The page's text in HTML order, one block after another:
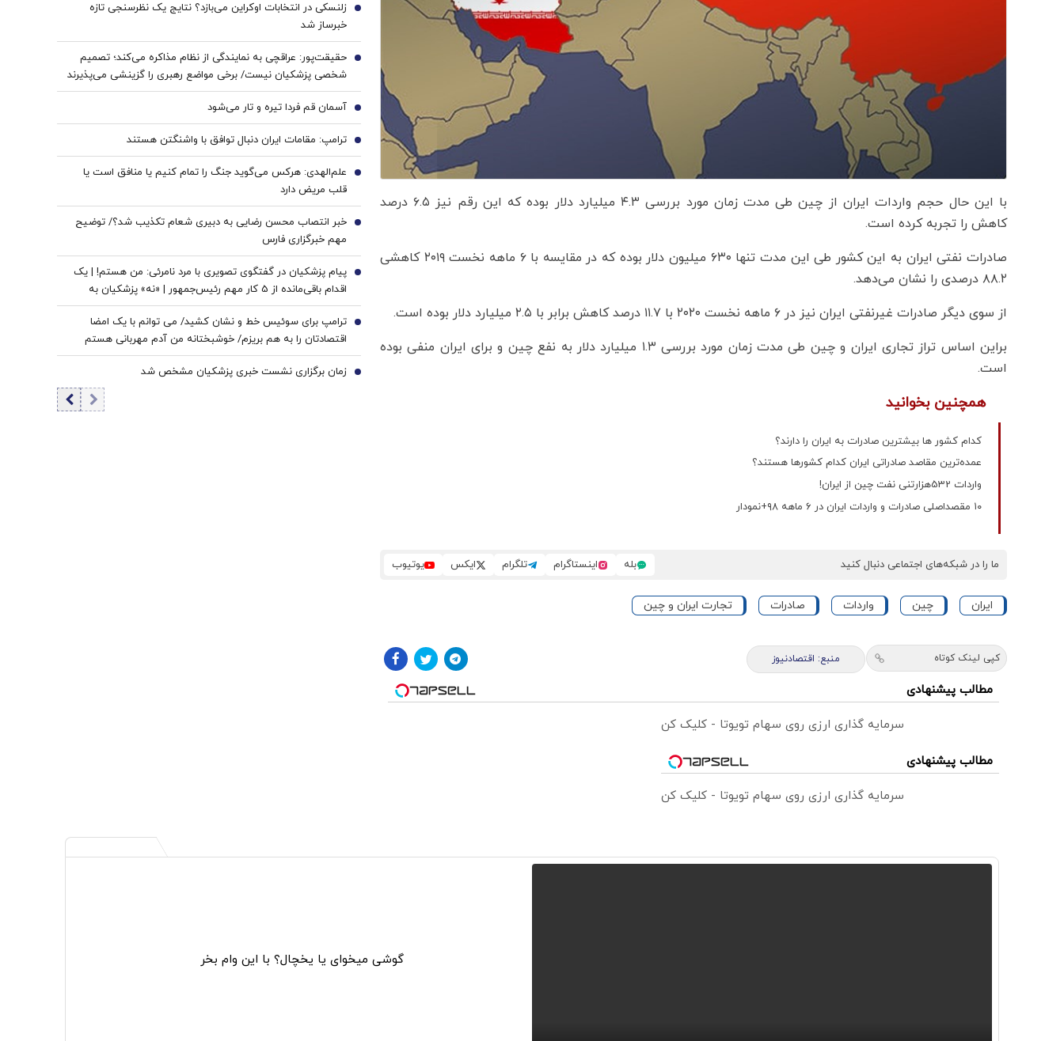
با این حال حجم واردات ایران از چین طی مدت زمان مورد بررسی ۴.۳ میلیارد دلار بوده که این رقم نیز ۶.۵ درصد
کاهش را تجربه کرده است.
صادرات نفتی ایران به این کشور طی این مدت تنها ۶۳۰ میلیون دلار بوده که در مقایسه با ۶ ماهه نخست ۲۰۱۹ کاهشی
۸۸.۲ درصدی را نشان می‌دهد.
از سوی دیگر صادرات غیرنفتی ایران نیز در ۶ ماهه نخست ۲۰۲۰ با ۱۱.۷ درصد کاهش برابر با ۲.۵ میلیارد دلار بوده است.
براین اساس تراز تجاری ایران و چین طی مدت زمان مورد بررسی ۱.۳ میلیارد دلار به نفع چین و برای ایران منفی بوده
است.
همچنین بخوانید
کدام کشور ها بیشترین صادرات به ایران را دارند؟
عمده‌ترین مقاصد صادراتی ایران کدام کشورها هستند؟
واردات 532هزارتنی نفت چین از ایران!
۱۰ مقصد‌اصلی صادرات و واردات ایران در ۶ ماهه ۹۸+نمودار
ما را در شبکه‌های اجتماعی دنبال کنید بله اینستاگرام تلگرام ایکس یوتیوب
ایران چین واردات صادرات تجارت ایران و چین
کپی لینک کوتاه منبع: اقتصادنیوز
مطالب پیشنهادی
سرمایه گذاری ارزی روی سهام تویوتا - کلیک کن
مطالب پیشنهادی
سرمایه گذاری ارزی روی سهام تویوتا - کلیک کن
زلنسکی در انتخابات اوکراین می‌بازد؟ نتایج یک نظرسنجی تازه
خبرساز شد
2
حقیقت‌پور: عراقچی به نمایندگی از نظام مذاکره می‌کند؛ تصمیم
شخصی پزشکیان نیست/ برخی مواضع رهبری را گزینشی می‌پذیرند
3
آسمان قم فردا تیره و تار می‌شود 4
ترامپ: مقامات ایران دنبال توافق با واشنگتن هستند 5
علم‌الهدی: هرکس می‌گوید جنگ را تمام کنیم یا منافق است یا
قلب مریض دارد
6
خبر انتصاب محسن رضایی به دبیری شعام تکذیب شد؟/ توضیح
مهم خبرگزاری فارس
7
پیام پزشکیان در گفتگوی تصویری با مرد نامرئی: من هستم! | یک
اقدام باقی‌مانده از 5 کار مهم رئیس‌جمهور | «نه» پزشکیان به
مجریان گوش به فرمان جبلی و جلیلی!
8
ترامپ برای سوئیس خط و نشان کشید/ می توانم با یک امضا
اقتصادتان را به هم بریزم/ خوشبختانه من آدم مهربانی هستم
9
زمان برگزاری نشست خبری پزشکیان مشخص شد 10
گوشی میخوای یا یخچال؟ با این وام بخر